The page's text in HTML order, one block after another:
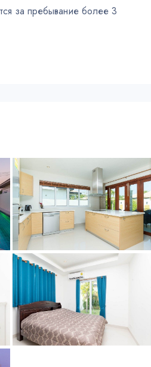
за пребывание более 3